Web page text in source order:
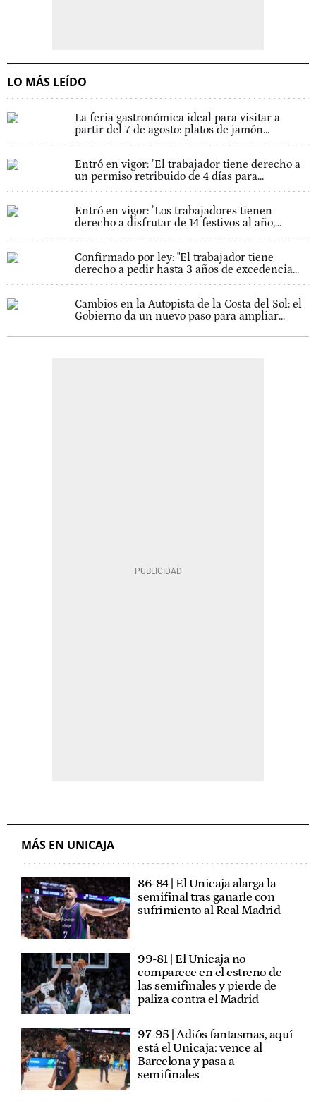
LO MÁS LEÍDO
La feria gastronómica ideal para visitar a
partir del 7 de agosto: platos de jamón...
Entró en vigor: "El trabajador tiene derecho a
un permiso retribuido de 4 días para...
Entró en vigor: "Los trabajadores tienen
derecho a disfrutar de 14 festivos al año,...
Confirmado por ley: "El trabajador tiene
derecho a pedir hasta 3 años de excedencia...
Cambios en la Autopista de la Costa del Sol: el
Gobierno da un nuevo paso para ampliar...
MÁS EN UNICAJA
86-84 | El Unicaja alarga la
semifinal tras ganarle con
sufrimiento al Real Madrid
99-81 | El Unicaja no
comparece en el estreno de
las semifinales y pierde de
paliza contra el Madrid
97-95 | Adiós fantasmas, aquí
está el Unicaja: vence al
Barcelona y pasa a
semifinales